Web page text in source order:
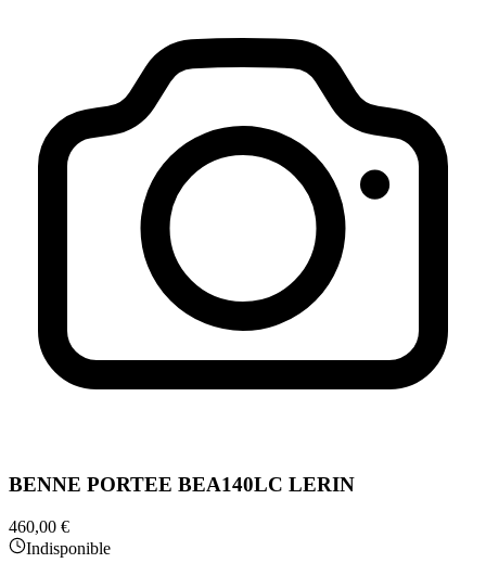
BENNE PORTEE BEA140LC LERIN
460,00 €
Indisponible